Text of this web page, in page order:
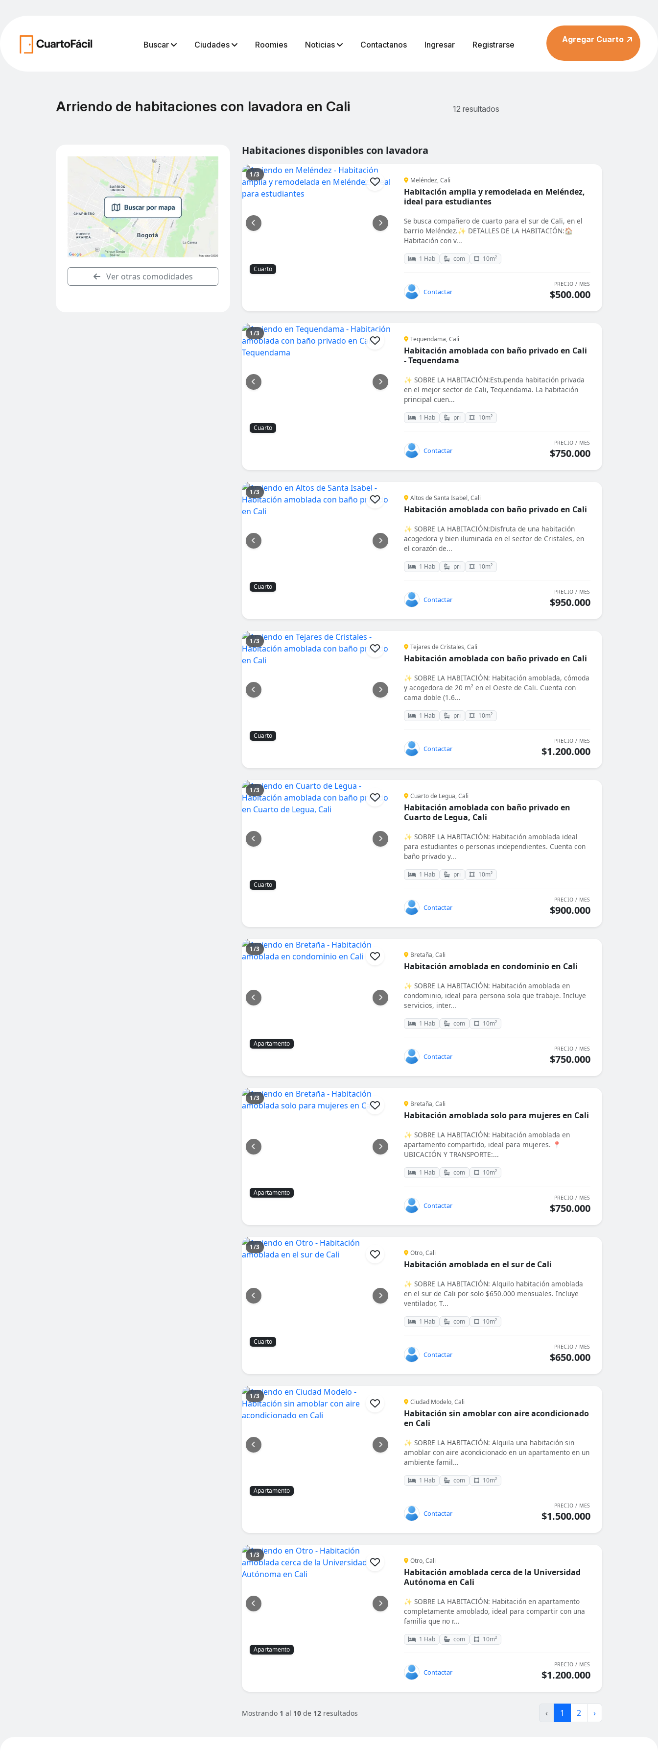
Buscar Ciudades Roomies Noticias Contactanos Ingresar Registrarse
Agregar Cuarto
Arriendo de habitaciones con lavadora en Cali 12 resultados
Ver otras comodidades
Habitaciones disponibles con lavadora
1/3
Cuarto
Meléndez, Cali
Habitación amplia y remodelada en Meléndez,
ideal para estudiantes
Se busca compañero de cuarto para el sur de Cali, en el
barrio Meléndez.✨ DETALLES DE LA HABITACIÓN:🏠
Habitación con v...
1 Hab com 10m²
Contactar
PRECIO / MES
$500.000
1/3
Cuarto
Tequendama, Cali
Habitación amoblada con baño privado en Cali
- Tequendama
✨ SOBRE LA HABITACIÓN:Estupenda habitación privada
en el mejor sector de Cali, Tequendama. La habitación
principal cuen...
1 Hab pri 10m²
Contactar
PRECIO / MES
$750.000
1/3
Cuarto
Altos de Santa Isabel, Cali
Habitación amoblada con baño privado en Cali
✨ SOBRE LA HABITACIÓN:Disfruta de una habitación
acogedora y bien iluminada en el sector de Cristales, en
el corazón de...
1 Hab pri 10m²
Contactar
PRECIO / MES
$950.000
1/3
Cuarto
Tejares de Cristales, Cali
Habitación amoblada con baño privado en Cali
✨ SOBRE LA HABITACIÓN: Habitación amoblada, cómoda
y acogedora de 20 m² en el Oeste de Cali. Cuenta con
cama doble (1.6...
1 Hab pri 10m²
Contactar
PRECIO / MES
$1.200.000
1/3
Cuarto
Cuarto de Legua, Cali
Habitación amoblada con baño privado en
Cuarto de Legua, Cali
✨ SOBRE LA HABITACIÓN: Habitación amoblada ideal
para estudiantes o personas independientes. Cuenta con
baño privado y...
1 Hab pri 10m²
Contactar
PRECIO / MES
$900.000
1/3
Apartamento
Bretaña, Cali
Habitación amoblada en condominio en Cali
✨ SOBRE LA HABITACIÓN: Habitación amoblada en
condominio, ideal para persona sola que trabaje. Incluye
servicios, inter...
1 Hab com 10m²
Contactar
PRECIO / MES
$750.000
1/3
Apartamento
Bretaña, Cali
Habitación amoblada solo para mujeres en Cali
✨ SOBRE LA HABITACIÓN: Habitación amoblada en
apartamento compartido, ideal para mujeres. 📍
UBICACIÓN Y TRANSPORTE:...
1 Hab com 10m²
Contactar
PRECIO / MES
$750.000
1/3
Cuarto
Otro, Cali
Habitación amoblada en el sur de Cali
✨ SOBRE LA HABITACIÓN: Alquilo habitación amoblada
en el sur de Cali por solo $650.000 mensuales. Incluye
ventilador, T...
1 Hab com 10m²
Contactar
PRECIO / MES
$650.000
1/3
Apartamento
Ciudad Modelo, Cali
Habitación sin amoblar con aire acondicionado
en Cali
✨ SOBRE LA HABITACIÓN: Alquila una habitación sin
amoblar con aire acondicionado en un apartamento en un
ambiente famil...
1 Hab com 10m²
Contactar
PRECIO / MES
$1.500.000
1/3
Apartamento
Otro, Cali
Habitación amoblada cerca de la Universidad
Autónoma en Cali
✨ SOBRE LA HABITACIÓN: Habitación en apartamento
completamente amoblado, ideal para compartir con una
familia que no r...
1 Hab com 10m²
Contactar
PRECIO / MES
$1.200.000
Mostrando 1 al 10 de 12 resultados ‹ 1 2 ›